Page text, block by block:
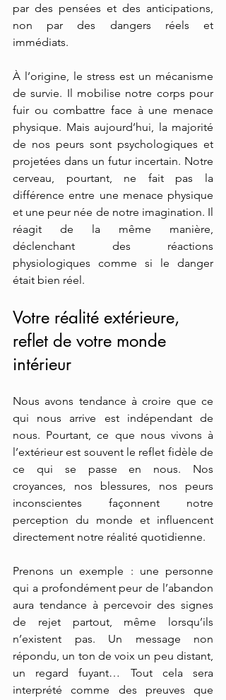
par des pensées et des anticipations,
non par des dangers réels et
immédiats.
À l’origine, le stress est un mécanisme
de survie. Il mobilise notre corps pour
fuir ou combattre face à une menace
physique. Mais aujourd’hui, la majorité
de nos peurs sont psychologiques et
projetées dans un futur incertain. Notre
cerveau, pourtant, ne fait pas la
différence entre une menace physique
et une peur née de notre imagination. Il
réagit de la même manière,
déclenchant des réactions
physiologiques comme si le danger
était bien réel.
Votre réalité extérieure,
reflet de votre monde
intérieur
Nous avons tendance à croire que ce
qui nous arrive est indépendant de
nous. Pourtant, ce que nous vivons à
l’extérieur est souvent le reflet fidèle de
ce qui se passe en nous. Nos
croyances, nos blessures, nos peurs
inconscientes façonnent notre
perception du monde et influencent
directement notre réalité quotidienne.
Prenons un exemple : une personne
qui a profondément peur de l’abandon
aura tendance à percevoir des signes
de rejet partout, même lorsqu’ils
n’existent pas. Un message non
répondu, un ton de voix un peu distant,
un regard fuyant… Tout cela sera
interprété comme des preuves que